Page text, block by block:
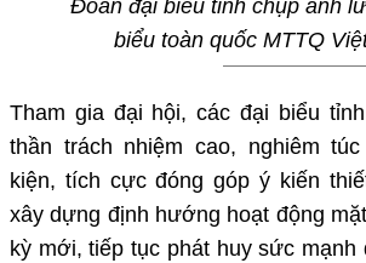
Đoàn đại biểu tỉnh chụp ảnh
biểu toàn quốc MTTQ
Tham gia đại hội, các đại biểu
thần trách nhiệm cao, nghiêm
kiện, tích cực đóng góp ý kiến
xây dựng định hướng hoạt động
kỳ mới, tiếp tục phát huy sức mạnh